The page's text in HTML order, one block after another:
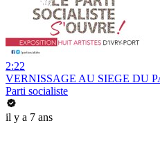
2:22
VERNISSAGE AU SIEGE DU
Parti socialiste
il y a 7 ans